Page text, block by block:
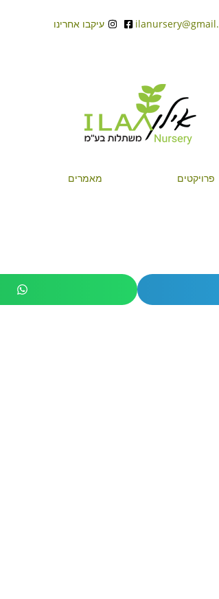
עיקבו אחרינו
פרויקטים מאמרים